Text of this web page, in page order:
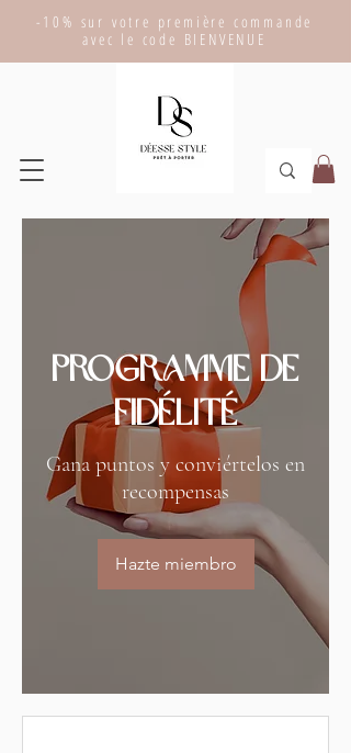
-10% sur votre première commande
avec le code BIENVENUE
Programme de
fidélité
Gana puntos y conviértelos en
recompensas
Hazte miembro